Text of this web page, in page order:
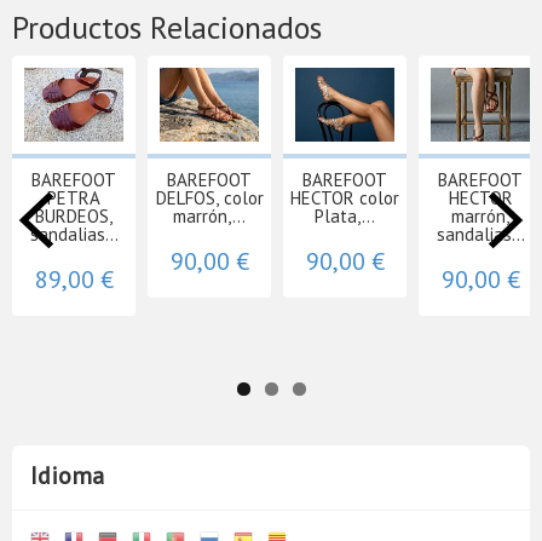
Idioma
Productos Relacionados
BAREFOOT
PETRA
BURDEOS,
sandalias...
89,00 €
BAREFOOT
DELFOS, color
marrón,...
90,00 €
BAREFOOT
HECTOR color
Plata,...
90,00 €
BAREFOOT
HECTOR
marrón,
sandalias...
90,00 €